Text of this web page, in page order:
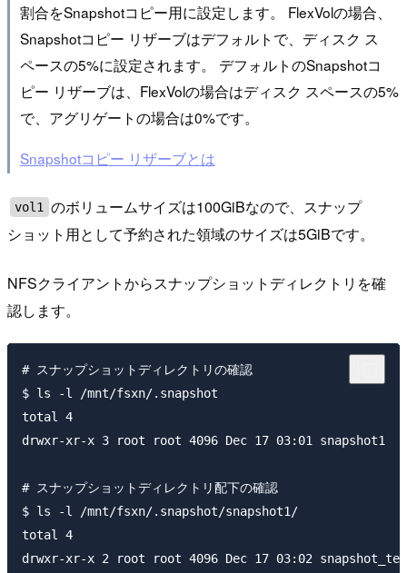
割合をSnapshotコピー用に設定します。 FlexVolの場合、
Snapshotコピー リザーブはデフォルトで、ディスク ス
ペースの5%に設定されます。 デフォルトのSnapshotコ
ピー リザーブは、FlexVolの場合はディスク スペースの5%
で、アグリゲートの場合は0%です。
Snapshotコピー リザーブとは
vol1
のボリュームサイズは100GiBなので、スナップ
ショット用として予約された領域のサイズは5GiBです。
NFSクライアントからスナップショットディレクトリを確
認します。
# スナップショットディレクトリの確認
$ ls -l /mnt/fsxn/.snapshot
total 4
drwxr-xr-x 3 root root 4096 Dec 17 03:01 snapshot1
# スナップショットディレクトリ配下の確認
$ ls -l /mnt/fsxn/.snapshot/snapshot1/
total 4
drwxr-xr-x 2 root root 4096 Dec 17 03:02